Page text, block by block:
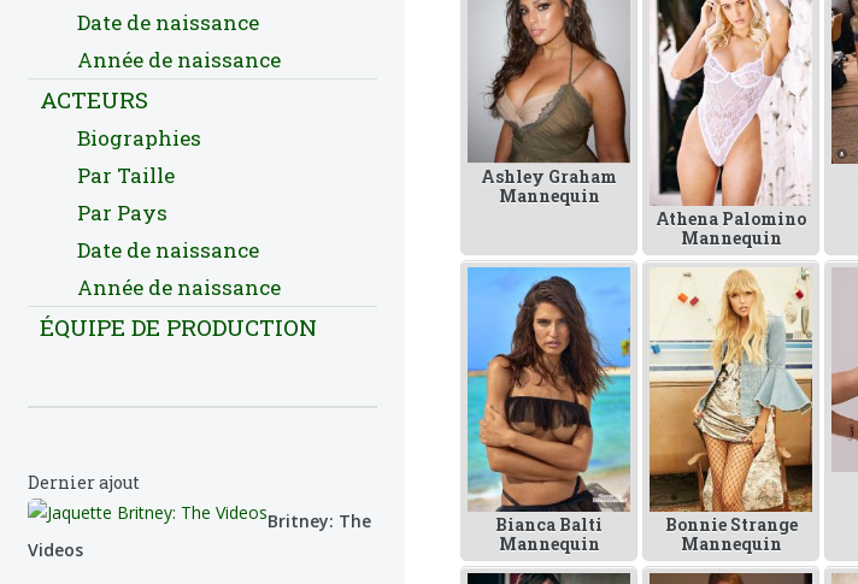
Ashley Graham
Mannequin
Athena Palomino
Mannequin
Bianca Balti
Mannequin
Bonnie Strange
Mannequin
Date de naissance
Année de naissance
ACTEURS
Biographies
Par Taille
Par Pays
Date de naissance
Année de naissance
ÉQUIPE DE PRODUCTION
Dernier ajout
Britney: The
Videos